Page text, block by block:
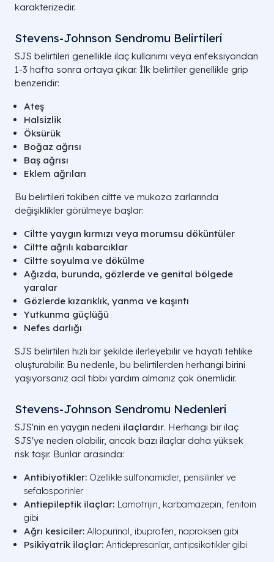
karakterizedir.
Stevens-Johnson Sendromu Belirtileri
SJS belirtileri genellikle ilaç kullanımı veya enfeksiyondan
1-3 hafta sonra ortaya çıkar. İlk belirtiler genellikle grip
benzeridir:
Ateş
Halsizlik
Öksürük
Boğaz ağrısı
Baş ağrısı
Eklem ağrıları
Bu belirtileri takiben ciltte ve mukoza zarlarında
değişiklikler görülmeye başlar:
Ciltte yaygın kırmızı veya morumsu döküntüler
Ciltte ağrılı kabarcıklar
Ciltte soyulma ve dökülme
Ağızda, burunda, gözlerde ve genital bölgede
yaralar
Gözlerde kızarıklık, yanma ve kaşıntı
Yutkunma güçlüğü
Nefes darlığı
SJS belirtileri hızlı bir şekilde ilerleyebilir ve hayati tehlike
oluşturabilir. Bu nedenle, bu belirtilerden herhangi birini
yaşıyorsanız acil tıbbi yardım almanız çok önemlidir.
Stevens-Johnson Sendromu Nedenleri
SJS'nin en yaygın nedeni ilaçlardır. Herhangi bir ilaç
SJS'ye neden olabilir, ancak bazı ilaçlar daha yüksek
risk taşır. Bunlar arasında:
Antibiyotikler: Özellikle sülfonamidler, penisilinler ve
sefalosporinler
Antiepileptik ilaçlar: Lamotrijin, karbamazepin, fenitoin
gibi
Ağrı kesiciler: Allopurinol, ibuprofen, naproksen gibi
Psikiyatrik ilaçlar: Antidepresanlar, antipsikotikler gibi